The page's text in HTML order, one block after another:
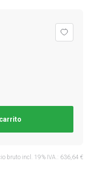
bruto incl. 19% IVA.: 636,64 €